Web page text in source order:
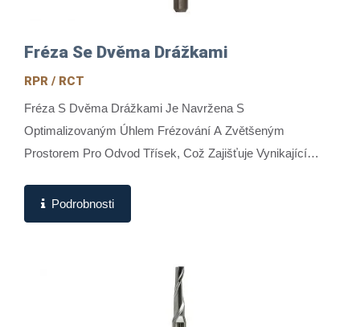
Fréza Se Dvěma Drážkami
RPR / RCT
Fréza S Dvěma Drážkami Je Navržena S
Optimalizovaným Úhlem Frézování A Zvětšeným
Prostorem Pro Odvod Třísek, Což Zajišťuje Vynikající
Obvykle...Podrobnosti